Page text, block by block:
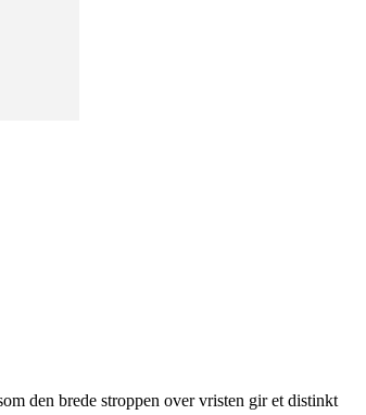
den brede stroppen over vristen gir et distinkt